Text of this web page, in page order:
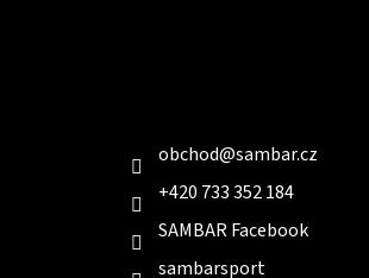
obchod@sambar.cz
+420 733 352 184
SAMBAR Facebook
sambarsport